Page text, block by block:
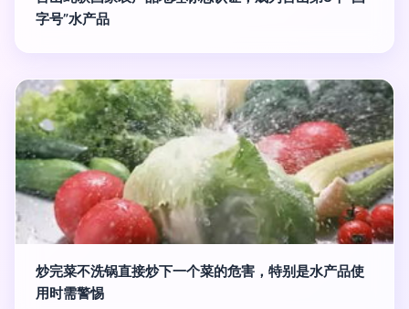
字号”水产品
炒完菜不洗锅直接炒下一个菜的危害，特别是水产品使
用时需警惕